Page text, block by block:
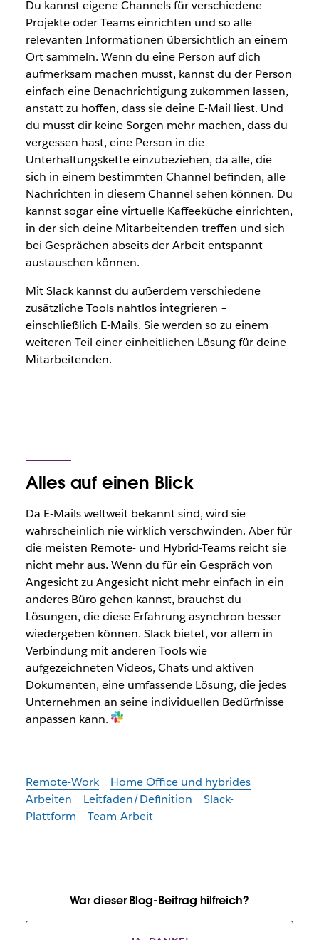
Du kannst eigene Channels für verschiedene
Projekte oder Teams einrichten und so alle
relevanten Informationen übersichtlich an einem
Ort sammeln. Wenn du eine Person auf dich
aufmerksam machen musst, kannst du der Person
einfach eine Benachrichtigung zukommen lassen,
anstatt zu hoffen, dass sie deine E-Mail liest. Und
du musst dir keine Sorgen mehr machen, dass du
vergessen hast, eine Person in die
Unterhaltungskette einzubeziehen, da alle, die
sich in einem bestimmten Channel befinden, alle
Nachrichten in diesem Channel sehen können. Du
kannst sogar eine virtuelle Kaffeeküche einrichten,
in der sich deine Mitarbeitenden treffen und sich
bei Gesprächen abseits der Arbeit entspannt
austauschen können.
Mit Slack kannst du außerdem verschiedene
zusätzliche Tools nahtlos integrieren –
einschließlich E-Mails. Sie werden so zu einem
weiteren Teil einer einheitlichen Lösung für deine
Mitarbeitenden.
Alles auf einen Blick
Da E-Mails weltweit bekannt sind, wird sie
wahrscheinlich nie wirklich verschwinden. Aber für
die meisten Remote- und Hybrid-Teams reicht sie
nicht mehr aus. Wenn du für ein Gespräch von
Angesicht zu Angesicht nicht mehr einfach in ein
anderes Büro gehen kannst, brauchst du
Lösungen, die diese Erfahrung asynchron besser
wiedergeben können. Slack bietet, vor allem in
Verbindung mit anderen Tools wie
aufgezeichneten Videos, Chats und aktiven
Dokumenten, eine umfassende Lösung, die jedes
Unternehmen an seine individuellen Bedürfnisse
anpassen kann.
Remote-Work
Home Office und hybrides
Arbeiten
Leitfaden/Definition
Slack-
Plattform
Team-Arbeit
War dieser Blog-Beitrag hilfreich?